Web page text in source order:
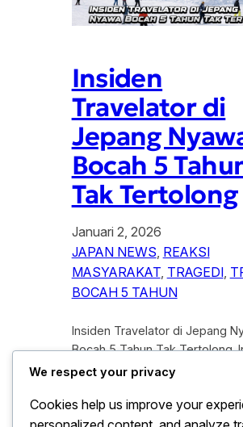
Insiden
Travelator di
Jepang
Bocah 5
Tak Tertolong
Januari 2, 2026
JAPAN NEWS, REAKSI
MASYARAKAT, TRAGEDI,
BOCAH 5 TAHUN
Insiden Travelator di Jepang
Bocah 5 Tahun Tak Tertolong.
tragis kembali mengguncang
standar keselamatan publik
Seorang bocah berusia lima
We respect your privacy
Cookies help us improve your